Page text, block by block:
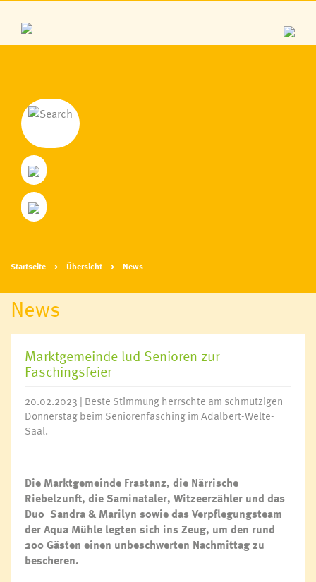
Startseite Übersicht News
News
Marktgemeinde lud Senioren zur
Faschingsfeier
20.02.2023 | Beste Stimmung herrschte am schmutzigen
Donnerstag beim Seniorenfasching im Adalbert-Welte-
Saal.
Die Marktgemeinde Frastanz, die Närrische
Riebelzunft, die Saminataler, Witzeerzähler und das
Duo Sandra & Marilyn sowie das Verpflegungsteam
der Aqua Mühle legten sich ins Zeug, um den rund
200 Gästen einen unbeschwerten Nachmittag zu
bescheren.